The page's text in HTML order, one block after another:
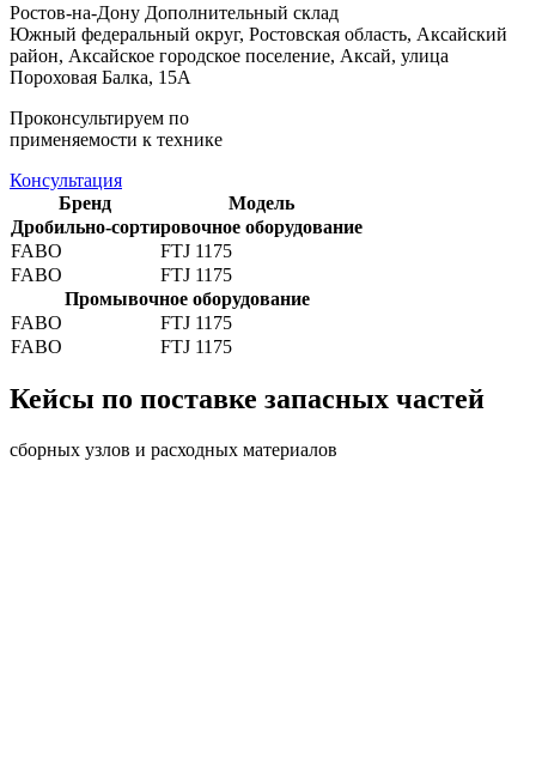
Ростов-на-Дону Дополнительный склад
Южный федеральный округ, Ростовская область, Аксайский
район, Аксайское городское поселение, Аксай, улица
Пороховая Балка, 15А
Проконсультируем по
применяемости к технике
Консультация
Бренд
Модель
Дробильно-сортировочное оборудование
FABO
FTJ 1175
FABO
FTJ 1175
Промывочное оборудование
FABO
FTJ 1175
FABO
FTJ 1175
Кейсы по поставке запасных частей
сборных узлов и расходных материалов